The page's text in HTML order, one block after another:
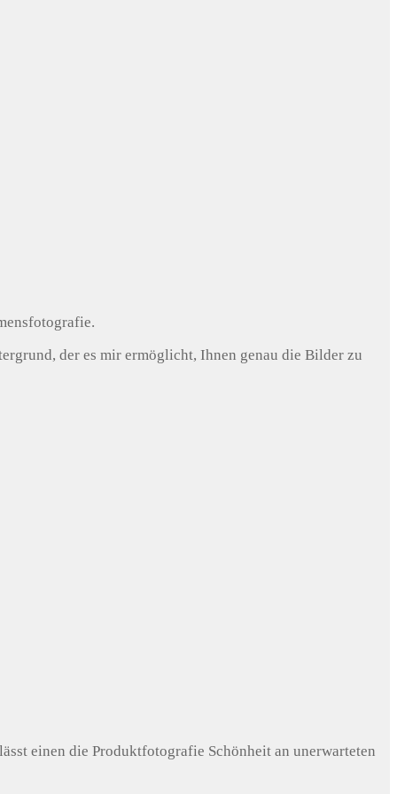
der es mir ermöglicht, Ihnen genau die Bilder zu
einen die Produktfotografie Schönheit an unerwarteten